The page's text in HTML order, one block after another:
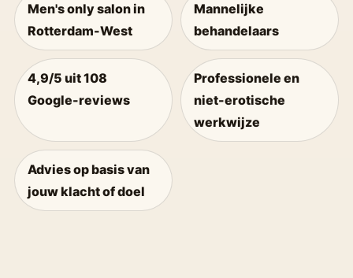
Men's only salon in
Rotterdam-West
Mannelijke
behandelaars
4,9/5 uit 108
Google-reviews
Professionele en
niet-erotische
werkwijze
Advies op basis van
jouw klacht of doel